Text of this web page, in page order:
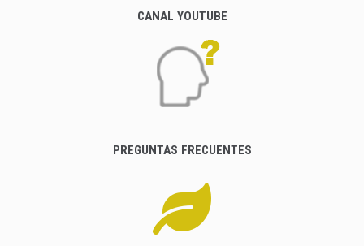
CANAL YOUTUBE
PREGUNTAS FRECUENTES